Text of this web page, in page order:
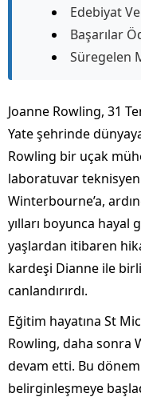
Edebiyat
Başarılar
Süregelen
Joanne Rowling, 31
Yate şehrinde
Rowling bir uçak
laboratuvar
Winterbourne’a,
yılları boyunca
yaşlardan itibaren
kardeşi Dianne ile
canlandırırdı.
Eğitim hayatına St
Rowling, daha sonra
devam etti. Bu
belirginleşmeye